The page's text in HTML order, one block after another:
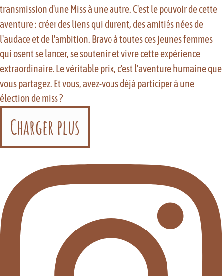
Charger plus